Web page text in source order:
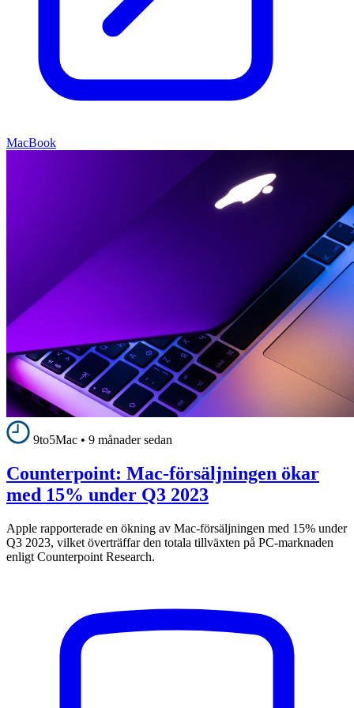
MacBook
9to5Mac • 9 månader sedan
Counterpoint: Mac-försäljningen ökar
med 15% under Q3 2023
Apple rapporterade en ökning av Mac-försäljningen med 15% under
Q3 2023, vilket överträffar den totala tillväxten på PC-marknaden
enligt Counterpoint Research.